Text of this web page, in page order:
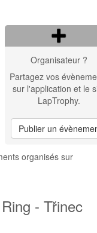
Organisateur ?
Partagez vos
sur l'application et le
LapTrophy.
Publier un
organisés sur
- Třinec